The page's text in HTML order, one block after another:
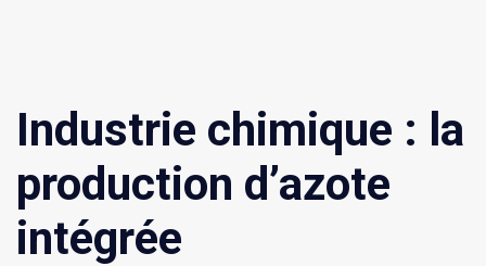
Industrie chimique : la
production d’azote
intégrée